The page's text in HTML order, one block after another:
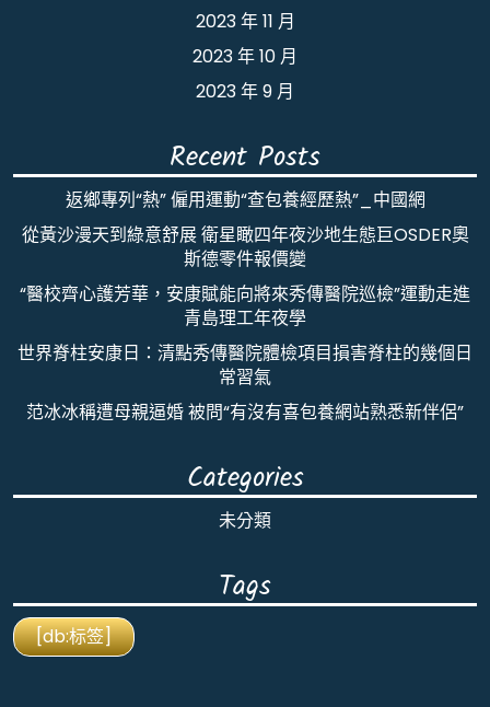
2023 年 11 月
2023 年 10 月
2023 年 9 月
Recent Posts
返鄉專列“熱” 僱用運動“查包養經歷熱”_中國網
從黃沙漫天到綠意舒展 衛星瞰四年夜沙地生態巨OSDER奧
斯德零件報價變
“醫校齊心護芳華，安康賦能向將來秀傳醫院巡檢”運動走進
青島理工年夜學
世界脊柱安康日：清點秀傳醫院體檢項目損害脊柱的幾個日
常習氣
范冰冰稱遭母親逼婚 被問“有沒有喜包養網站熟悉新伴侶”
Categories
未分類
Tags
[db:标签]